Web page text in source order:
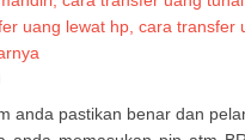
anda pastikan benar dan